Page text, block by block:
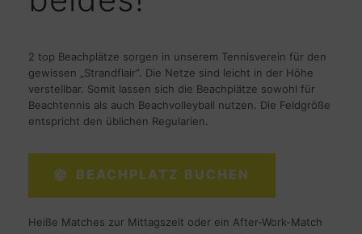
2 top Beachplätze sorgen in unserem Tennisverein für den
gewissen „Strandflair“. Die Netze sind leicht in der Höhe
verstellbar. Somit lassen sich die Beachplätze sowohl für
Beachtennis als auch Beachvolleyball nutzen. Die Feldgröße
entspricht den üblichen Regularien.
BEACHPLATZ BUCHEN
Heiße Matches zur Mittagszeit oder ein After-Work-Match